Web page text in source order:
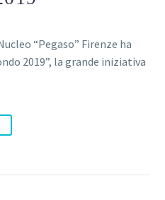
“Pegaso” Firenze ha
2019”, la grande iniziativa